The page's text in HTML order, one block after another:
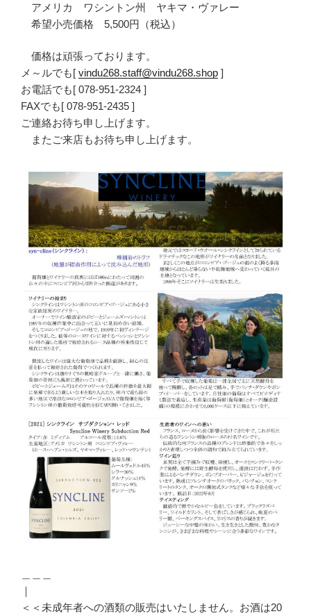
アメリカ ワシントン州 ヤキマ・ヴァレー
希望小売価格 5,500円（税込）
価格は頑張っております。
メ～ルでも[ vindu268.staff@vindu268.shop ]
お電話でも[ 078-951-2324 ]
FAXでも[ 078-951-2435 ]
ご連絡お待ち申し上げます。
またご来店もお待ち申し上げます。
｜
＜＜未成年者への酒類の販売はいたしません。お酒は20